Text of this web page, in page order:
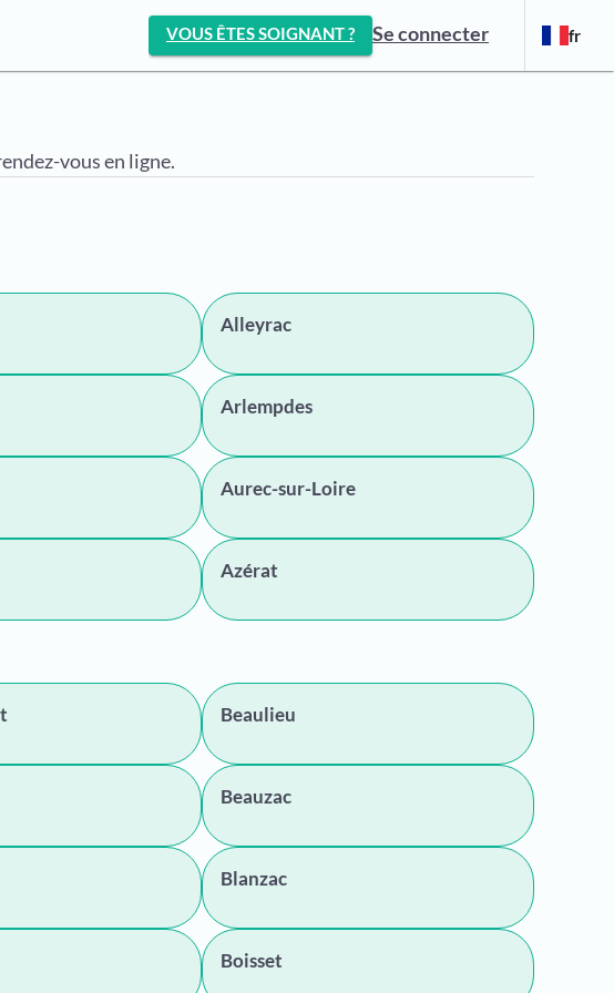
VOUS ÊTES SOIGNANT ? Se connecter fr
vous en ligne.
Alleyrac
Arlempdes
Aurec-sur-Loire
Azérat
Beaulieu
Beauzac
Blanzac
Boisset